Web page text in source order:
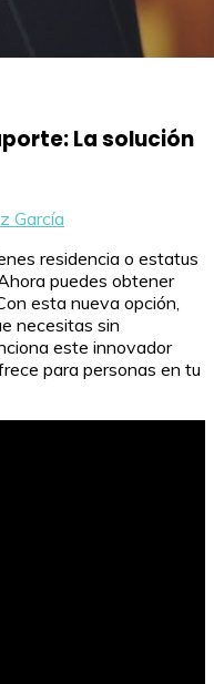
La solución
García
residencia o estatus
puedes obtener
esta nueva opción,
necesitas sin
este innovador
para personas en tu